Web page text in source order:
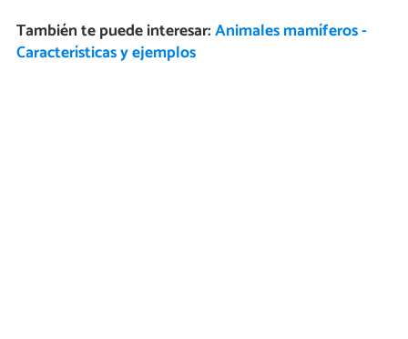
También te puede interesar:Animales mamíferos -
Características y ejemplos